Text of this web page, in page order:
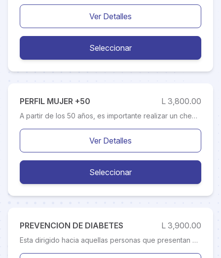
Ver Detalles
Seleccionar
PERFIL MUJER +50 L 3,800.00
A partir de los 50 años, es importante realizar un chequeo anual, para evaluar hábitos, patologías crónicas, así como examen para diagnóstico precoz de cáncer de próstata y colon. Factores de riesgo como la hipertensión arterial, diabetes, alteración de lípidos sanguíneos, tabaquismo, la obesidad abdominal y el sedentarismo, aumentan el riesgo de enfermedades cardiovasculares (infarto agudo al miocardio y accidentes cerebro vasculares).
Ver Detalles
Seleccionar
PREVENCION DE DIABETES L 3,900.00
Esta dirigido hacia aquellas personas que presentan un cuadro de antecedentes con familiares diabéticos, por medio del cual se busca una detección temprana de todos los factores que predispone esta enfermedad Este chequeo esta elaborado para llevar un mejor control de su enfermedad, se realiza una seria de pruebas de laboratorio sumado a una valoración por un Médico Especialista en Endocrinología. Cualquier persona que tenga síntomas de diabetes debe ser examinada para detectar la enfermedad. Algunas personas no tendrán síntomas, pero pueden tener factores de riesgo para diabetes y deben ser examinadas. Los exámenes les permiten a los Médicos Especialistas en Endocrinología detectar la diabetes más temprano y trabajar con sus pacientes para manejar la enfermedad y prevenir sus complicaciones. Los exámenes también les permite detectar la prediabetes. Los cambios del estilo de vida encaminados a perder una cantidad moderada de peso, si se tiene sobrepeso, pueden ayudar a retardar o prevenir la diabetes tipo 2. El manejo de la Diabetes previene las complicaciones en el organismo y la afección de estos.